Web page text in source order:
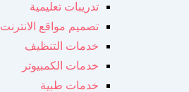
تدريبات تعليمية
تصميم مواقع الانترنت
خدمات التنظيف
خدمات الكمبيوتر
خدمات طبية